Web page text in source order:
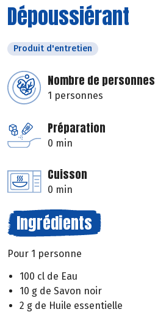
Dépoussiérant
Produit d'entretien
Nombre de personnes
1 personnes
Préparation
0 min
Cuisson
0 min
Ingrédients
Pour 1 personne
100 cl de Eau
10 g de Savon noir
2 g de Huile essentielle